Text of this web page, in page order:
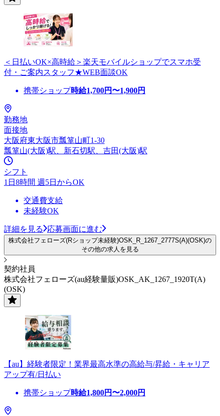
＜日払いOK×高時給＞楽天モバイルショップでスマホ受
付・ご案内スタッフ★WEB面談OK
携帯ショップ時給1,700円〜1,900円
勤務地
面接地
大阪府東大阪市瓢箪山町1-30
瓢箪山(大阪)駅、新石切駅、吉田(大阪)駅
シフト
1日8時間 週5日からOK
交通費支給
未経験OK
詳細を見る 応募画面に進む
株式会社フェローズ(Rショップ未経験)OSK_R_1267_2777S(A)(OSK)の
その他の求人を見る
契約社員
株式会社フェローズ(au経験量販)OSK_AK_1267_1920T(A)
(OSK)
【au】経験者限定！業界最高水準の高給与/昇給・キャリア
アップ有/日払い
携帯ショップ時給1,800円〜2,000円